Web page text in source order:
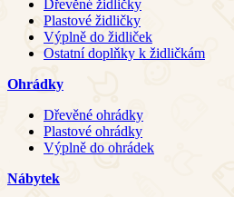
Dřevěné židličky
Plastové židličky
Výplně do židliček
Ostatní doplňky k židličkám
Ohrádky
Dřevěné ohrádky
Plastové ohrádky
Výplně do ohrádek
Nábytek